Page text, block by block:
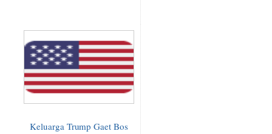
Keluarga Trump Gaet Bos